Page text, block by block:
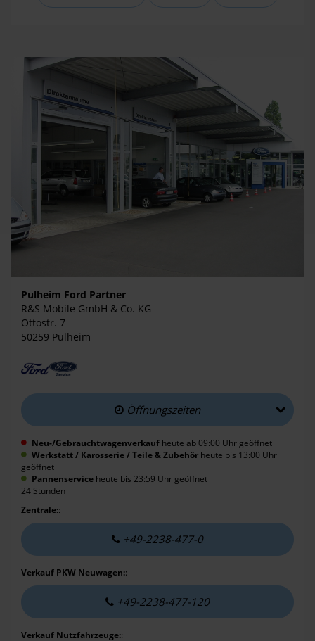
Pulheim Ford Partner
R&S Mobile GmbH & Co. KG
Ottostr. 7
50259 Pulheim
Öffnungszeiten
Neu-/Gebrauchtwagenverkaufheute ab 09:00 Uhr geöffnet
Werkstatt / Karosserie / Teile & Zubehörheute bis 13:00 Uhr
geöffnet
Pannenserviceheute bis 23:59 Uhr geöffnet
24 Stunden
Zentrale::
+49-2238-477-0
Verkauf PKW Neuwagen::
+49-2238-477-120
Verkauf Nutzfahrzeuge::